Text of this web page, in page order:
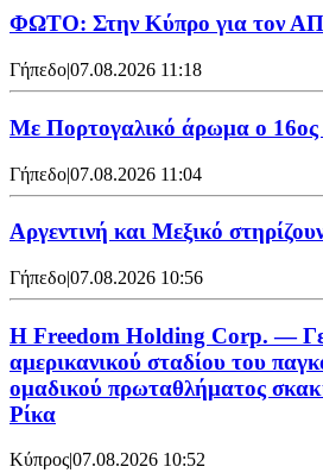
ΦΩΤΟ: Στην Κύπρο για τον
Γήπεδο|07.08.2026 11:18
Με Πορτογαλικό άρωμα ο 16ος
Γήπεδο|07.08.2026 11:04
Αργεντινή και Μεξικό
Γήπεδο|07.08.2026 10:56
Η Freedom Holding Corp. —
αμερικανικού σταδίου του
ομαδικού πρωταθλήματος
Ρίκα
Κύπρος|07.08.2026 10:52